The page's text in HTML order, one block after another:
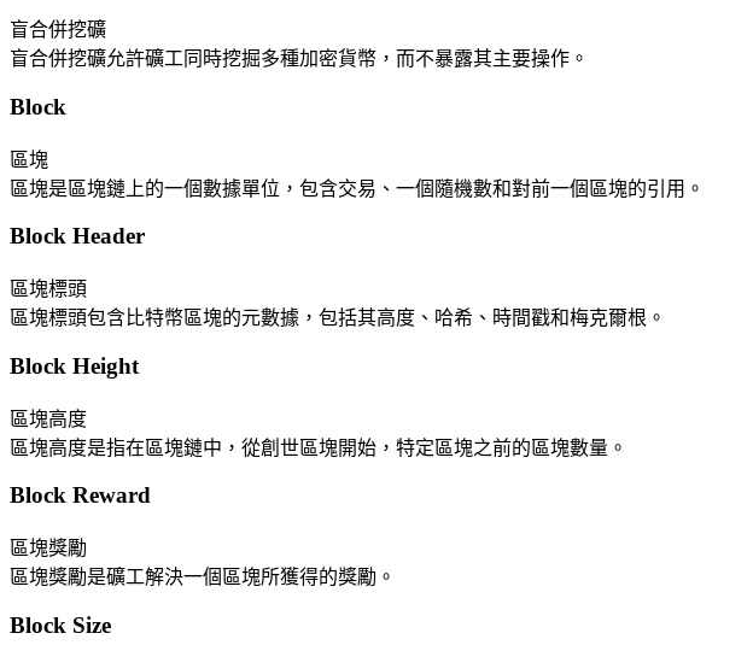
盲合併挖礦
盲合併挖礦允許礦工同時挖掘多種加密貨幣，而不暴露其主要操作。
Block
區塊
區塊是區塊鏈上的一個數據單位，包含交易、一個隨機數和對前一個區塊的引用。
Block Header
區塊標頭
區塊標頭包含比特幣區塊的元數據，包括其高度、哈希、時間戳和梅克爾根。
Block Height
區塊高度
區塊高度是指在區塊鏈中，從創世區塊開始，特定區塊之前的區塊數量。
Block Reward
區塊獎勵
區塊獎勵是礦工解決一個區塊所獲得的獎勵。
Block Size